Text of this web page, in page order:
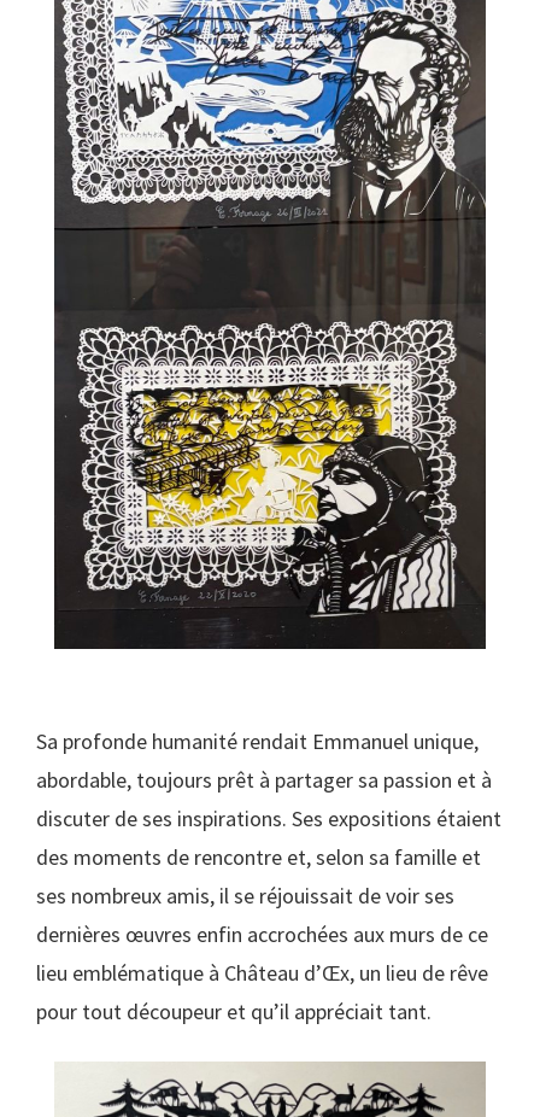
Sa profonde humanité rendait Emmanuel unique,
abordable, toujours prêt à partager sa passion et à
discuter de ses inspirations. Ses expositions étaient
des moments de rencontre et, selon sa famille et
ses nombreux amis, il se réjouissait de voir ses
dernières œuvres enfin accrochées aux murs de ce
lieu emblématique à Château d’Œx, un lieu de rêve
pour tout découpeur et qu’il appréciait tant.